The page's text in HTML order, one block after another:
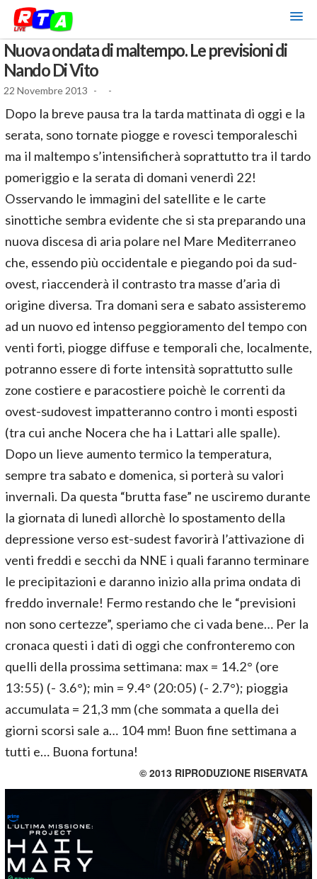
Nuova ondata di maltempo. Le previsioni di
Nando Di Vito
22 Novembre 2013 - -
Dopo la breve pausa tra la tarda mattinata di oggi e la
serata, sono tornate piogge e rovesci temporaleschi
ma il maltempo s’intensificherà soprattutto tra il tardo
pomeriggio e la serata di domani venerdì 22!
Osservando le immagini del satellite e le carte
sinottiche sembra evidente che si sta preparando una
nuova discesa di aria polare nel Mare Mediterraneo
che, essendo più occidentale e piegando poi da sud-
ovest, riaccenderà il contrasto tra masse d’aria di
origine diversa. Tra domani sera e sabato assisteremo
ad un nuovo ed intenso peggioramento del tempo con
venti forti, piogge diffuse e temporali che, localmente,
potranno essere di forte intensità soprattutto sulle
zone costiere e paracostiere poichè le correnti da
ovest-sudovest impatteranno contro i monti esposti
(tra cui anche Nocera che ha i Lattari alle spalle).
Dopo un lieve aumento termico la temperatura,
sempre tra sabato e domenica, si porterà su valori
invernali. Da questa “brutta fase” ne usciremo durante
la giornata di lunedì allorchè lo spostamento della
depressione verso est-sudest favorirà l’attivazione di
venti freddi e secchi da NNE i quali faranno terminare
le precipitazioni e daranno inizio alla prima ondata di
freddo invernale! Fermo restando che le “previsioni
non sono certezze”, speriamo che ci vada bene… Per la
cronaca questi i dati di oggi che confronteremo con
quelli della prossima settimana: max = 14.2° (ore
13:55) (- 3.6°); min = 9.4° (20:05) (- 2.7°); pioggia
accumulata = 21,3 mm (che sommata a quella dei
giorni scorsi sale a… 104 mm! Buon fine settimana a
tutti e… Buona fortuna!
© 2013 RIPRODUZIONE RISERVATA